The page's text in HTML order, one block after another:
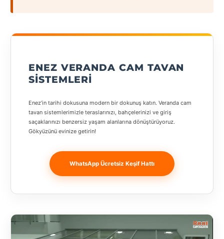
ENEZ VERANDA CAM TAVAN
SISTEMLERI
Enez’in tarihi dokusuna modern bir dokunuş katın. Veranda cam
tavan sistemlerimizle teraslarınızı, bahçelerinizi ve giriş
saçaklarınızı benzersiz yaşam alanlarına dönüştürüyoruz.
Gökyüzünü evinize getirin!
WhatsApp Ücretsiz Keşif Hattı
Afyonkarahisar
Aydın
Balıkesir
Banja
Luka
Bingöl
Bosnia and
București